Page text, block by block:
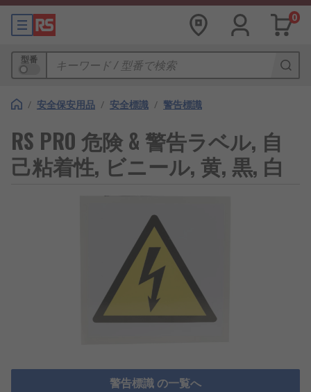
0
型番
/ 安全保安用品 / 安全標識 / 警告標識
RS PRO 危険 & 警告ラベル, 自
己粘着性, ビニール, 黄, 黒, 白
警告標識 の一覧へ